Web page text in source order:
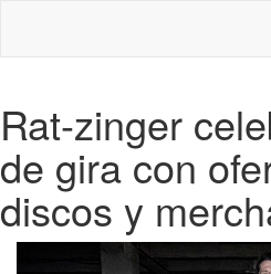
Rat-zinger
de gira con
discos y